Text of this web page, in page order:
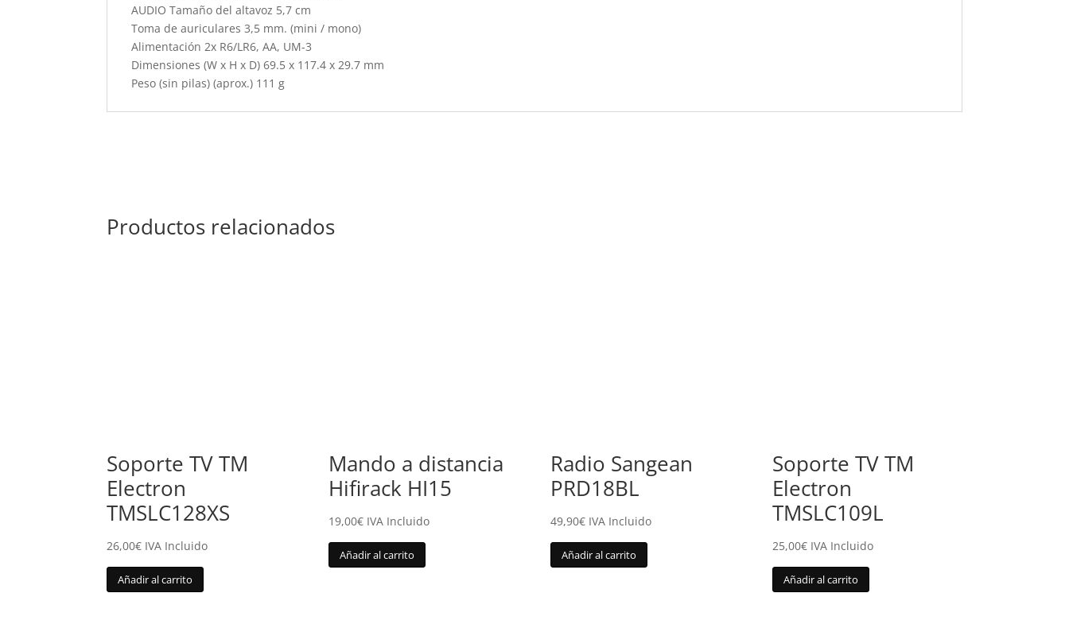
AUDIO Tamaño del altavoz 5,7 cm
Toma de auriculares 3,5 mm. (mini / mono)
Alimentación 2x R6/LR6, AA, UM-3
Dimensiones (W x H x D) 69.5 x 117.4 x 29.7 mm
Peso (sin pilas) (aprox.) 111 g
Productos relacionados
Soporte TV TM
Electron
TMSLC128XS
26,00€ IVA Incluido
Añadir al carrito
Mando a distancia
Hifirack HI15
19,00€ IVA Incluido
Añadir al carrito
Radio Sangean
PRD18BL
49,90€ IVA Incluido
Añadir al carrito
Soporte TV TM
Electron
TMSLC109L
25,00€ IVA Incluido
Añadir al carrito